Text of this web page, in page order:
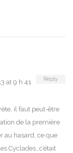
Reply
at 9 h 41
il faut peut-être
de la première
au hasard, ce que
Cyclades…c’était